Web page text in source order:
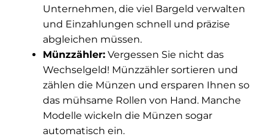
Unternehmen, die viel Bargeld verwalten
und Einzahlungen schnell und präzise
abgleichen müssen.
Münzzähler: Vergessen Sie nicht das
Wechselgeld! Münzzähler sortieren und
zählen die Münzen und ersparen Ihnen so
das mühsame Rollen von Hand. Manche
Modelle wickeln die Münzen sogar
automatisch ein.